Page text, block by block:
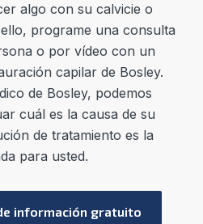
algo con su calvicie o
programe una consulta
o por vídeo con un
capilar de Bosley.
de Bosley, podemos
cuál es la causa de su
de tratamiento es la
para usted.
información gratuito